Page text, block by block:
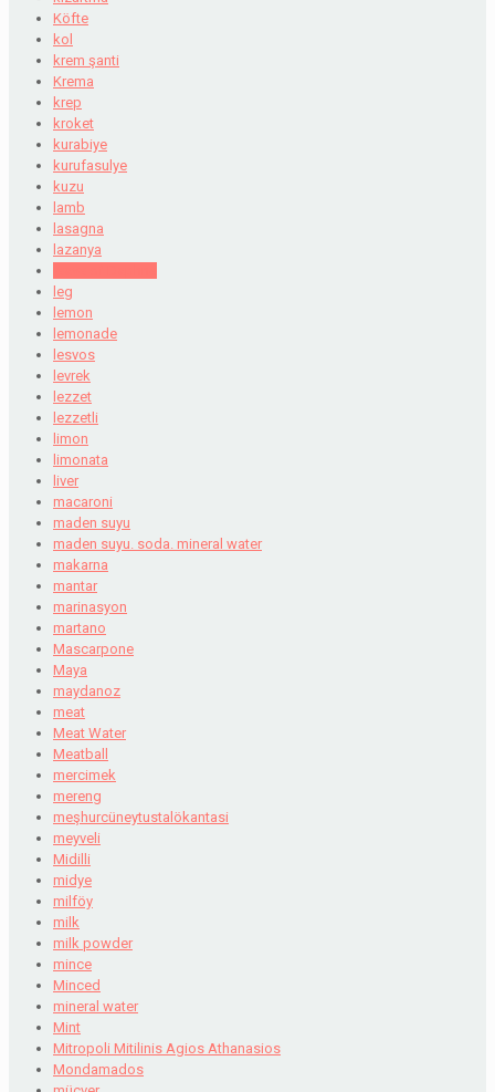
Köfte
kol
krem şanti
Krema
krep
kroket
kurabiye
kurufasulye
kuzu
lamb
lasagna
lazanya
leg
lemon
lemonade
lesvos
levrek
lezzet
lezzetli
limon
limonata
liver
macaroni
maden suyu
maden suyu. soda. mineral water
makarna
mantar
marinasyon
martano
Mascarpone
Maya
maydanoz
meat
Meat Water
Meatball
mercimek
mereng
meşhurcüneytustalökantasi
meyveli
Midilli
midye
milföy
milk
milk powder
mince
Minced
mineral water
Mint
Mitropoli Mitilinis Agios Athanasios
Mondamados